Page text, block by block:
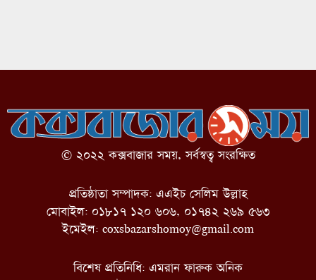
© ২০২২ কক্সবাজার সময়, সর্বস্বত্ব সংরক্ষিত
প্রতিষ্ঠাতা সম্পাদক: এএইচ সেলিম উল্লাহ
মোবাইল: ০১৮১৭ ১২০ ৬০৬, ০১৭৪২ ২৬৯ ৫৬৩
ইমেইল: coxsbazarshomoy@gmail.com
বিশেষ প্রতিনিধি: এমরান ফারুক অনিক